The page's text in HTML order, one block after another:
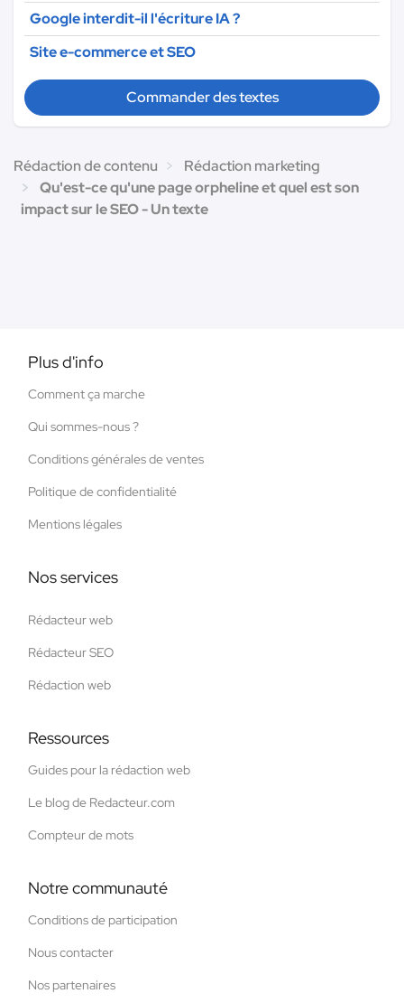
Google interdit-il l'écriture IA ?
Site e-commerce et SEO
Commander des textes
Rédaction de contenu
Rédaction marketing
Qu'est-ce qu'une page orpheline et quel est son
impact sur le SEO - Un texte
Plus d'info
Comment ça marche
Qui sommes-nous ?
Conditions générales de ventes
Politique de confidentialité
Mentions légales
Nos services
Rédacteur web
Rédacteur SEO
Rédaction web
Ressources
Guides pour la rédaction web
Le blog de Redacteur.com
Compteur de mots
Notre communauté
Conditions de participation
Nous contacter
Nos partenaires